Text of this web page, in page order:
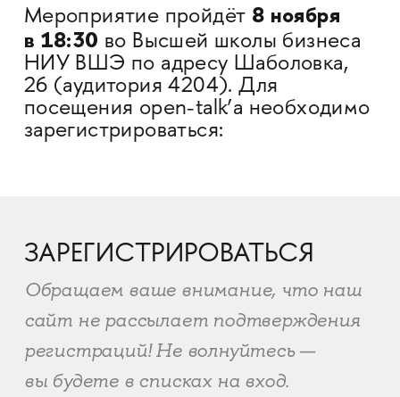
Мероприятие пройдёт 8 ноября
в 18:30 во Высшей школы бизнеса
НИУ ВШЭ по адресу Шаболовка,
26 (аудитория 4204). Для
посещения open-talk’а необходимо
зарегистрироваться:
ЗАРЕГИСТРИРОВАТЬСЯ
Обращаем ваше внимание, что наш
сайт не рассылает подтверждения
регистраций! Не волнуйтесь —
вы будете в списках на вход.